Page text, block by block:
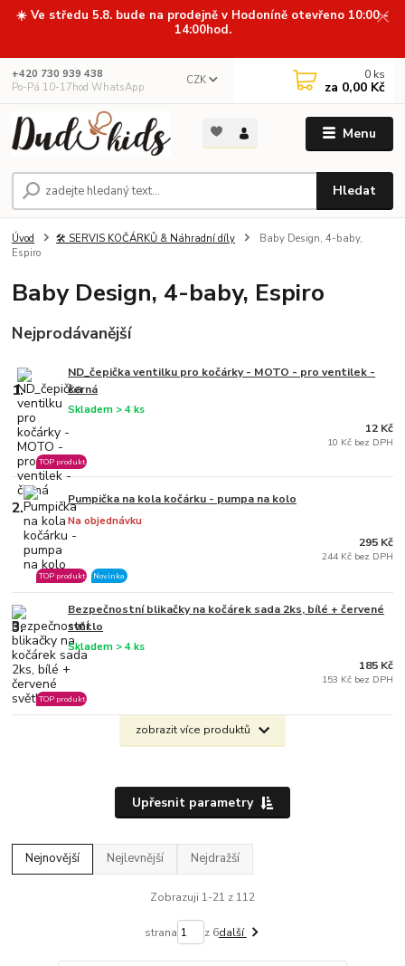
☀️ Ve středu 5.8. bude na prodejně v Hodoníně otevřeno 10:00 -
14:00hod.
Menu
CZK
Hledat
+420 730 939 438
Po-Pá 10-17hod WhatsApp
0 ks
za 0,00 Kč
Úvod 🛠️ SERVIS KOČÁRKŮ & Náhradní díly
Baby Design, 4-baby,
Espiro
Baby Design, 4-baby, Espiro
Nejprodávanější
1.
ND_čepička ventilku pro kočárky - MOTO - pro ventilek -
černá
Skladem > 4 ks
TOP produkt
12 Kč
10 Kč bez DPH
2. Pumpička na kola kočárku - pumpa na kolo
Na objednávku
TOP produkt Novinka
295 Kč
244 Kč bez DPH
3.
Bezpečnostní blikačky na kočárek sada 2ks, bílé + červené
světlo
Skladem > 4 ks
TOP produkt
185 Kč
153 Kč bez DPH
zobrazit více produktů
Upřesnit parametry
Nejnovější Nejlevnější Nejdražší
Zobrazuji 1-21 z 112
strana z 6další